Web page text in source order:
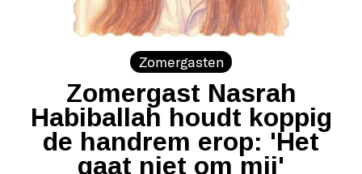
Zomergasten
Zomergast Nasrah
Habiballah houdt koppig
de handrem erop: 'Het
gaat niet om mij'